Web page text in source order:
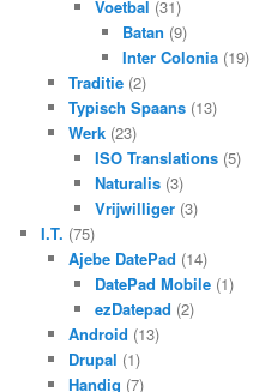
Voetbal (31)
Batan (9)
Inter Colonia(19)
Traditie(2)
Typisch Spaans(13)
Werk(23)
ISO Translations (5)
Naturalis (3)
Vrijwilliger (3)
I.T. (75)
Ajebe DatePad (14)
DatePad Mobile (1)
ezDatepad (2)
Android (13)
Drupal (1)
Handig (7)